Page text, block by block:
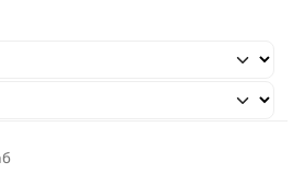
Асимметричный